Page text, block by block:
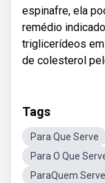
espinafre, ela
remédio
triglicerídeos
de colesterol
Tags
Para Que Serve
Para O Que
ParaQuem Serve